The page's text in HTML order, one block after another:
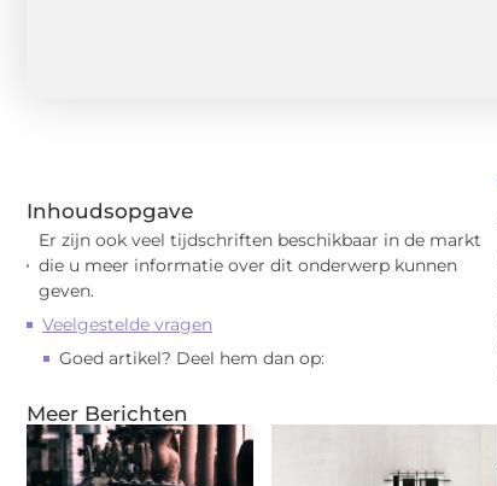
Inhoudsopgave
Er zijn ook veel tijdschriften beschikbaar in de markt
die u meer informatie over dit onderwerp kunnen
geven.
Veelgestelde vragen
Goed artikel? Deel hem dan op:
Meer Berichten